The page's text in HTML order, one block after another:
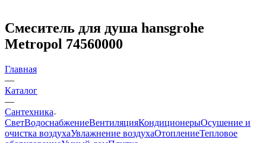
Смеситель для душа hansgrohe
Metropol 74560000
Главная
—
Каталог
—
Сантехника
СветВодоснабжениеВентиляцияКондиционерыОсушение и
очистка воздухаУвлажнение воздухаОтоплениеТепловое